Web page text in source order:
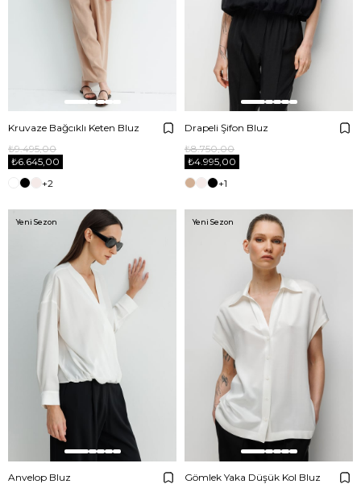
Kruvaze Bağcıklı Keten Bluz
₺6.645,00
₺9.495,00
+2
Drapeli Şifon Bluz
₺4.995,00
₺8.750,00
+1
Anvelop Bluz
Yeni Sezon
Gömlek Yaka Düşük Kol Bluz
Yeni Sezon